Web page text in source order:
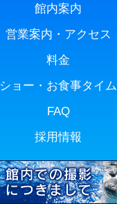
館内案内
営業案内・アクセス
料金
ショー・お食事タイム
FAQ
採用情報